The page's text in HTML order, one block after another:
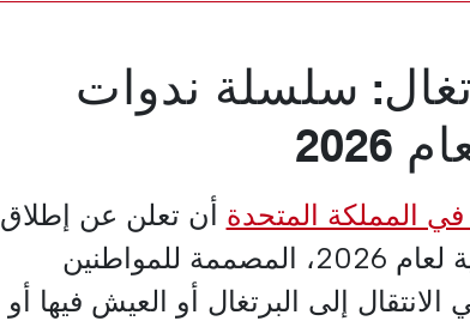
سلسلة ندوات
في المملكة المتحدة أن تعلن عن إطلاق
سلسلة ندوات الويب الصيفية لعام 2026، المصممة للمواطنين
إلى البرتغال أو العيش فيها أو